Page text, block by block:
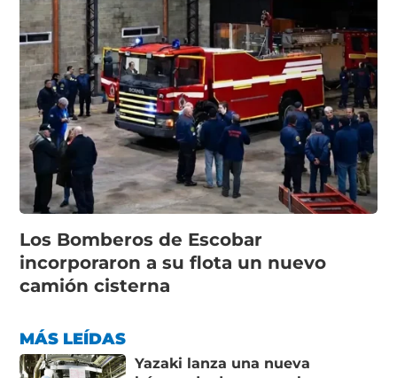
Los Bomberos de Escobar
incorporaron a su flota un nuevo
camión cisterna
MÁS LEÍDAS
Yazaki lanza una nueva